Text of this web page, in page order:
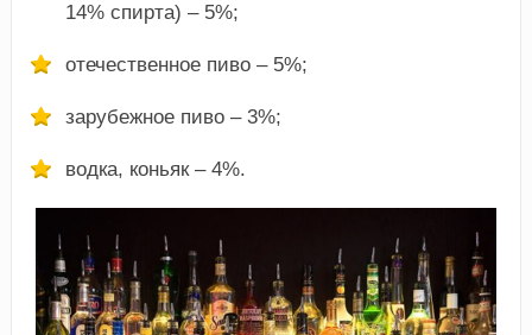
14% спирта) – 5%;
отечественное пиво – 5%;
зарубежное пиво – 3%;
водка, коньяк – 4%.